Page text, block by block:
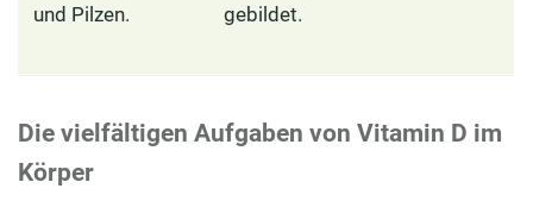
und Pilzen.
gebildet.
Die vielfältigen Aufgaben von Vitamin D im
Körper